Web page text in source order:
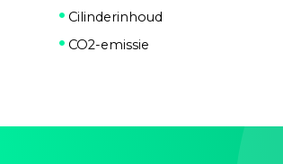
Cilinderinhoud
CO2-emissie